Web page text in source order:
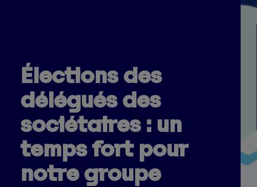
Élections des
délégués des
sociétaires : un
temps fort pour
notre groupe